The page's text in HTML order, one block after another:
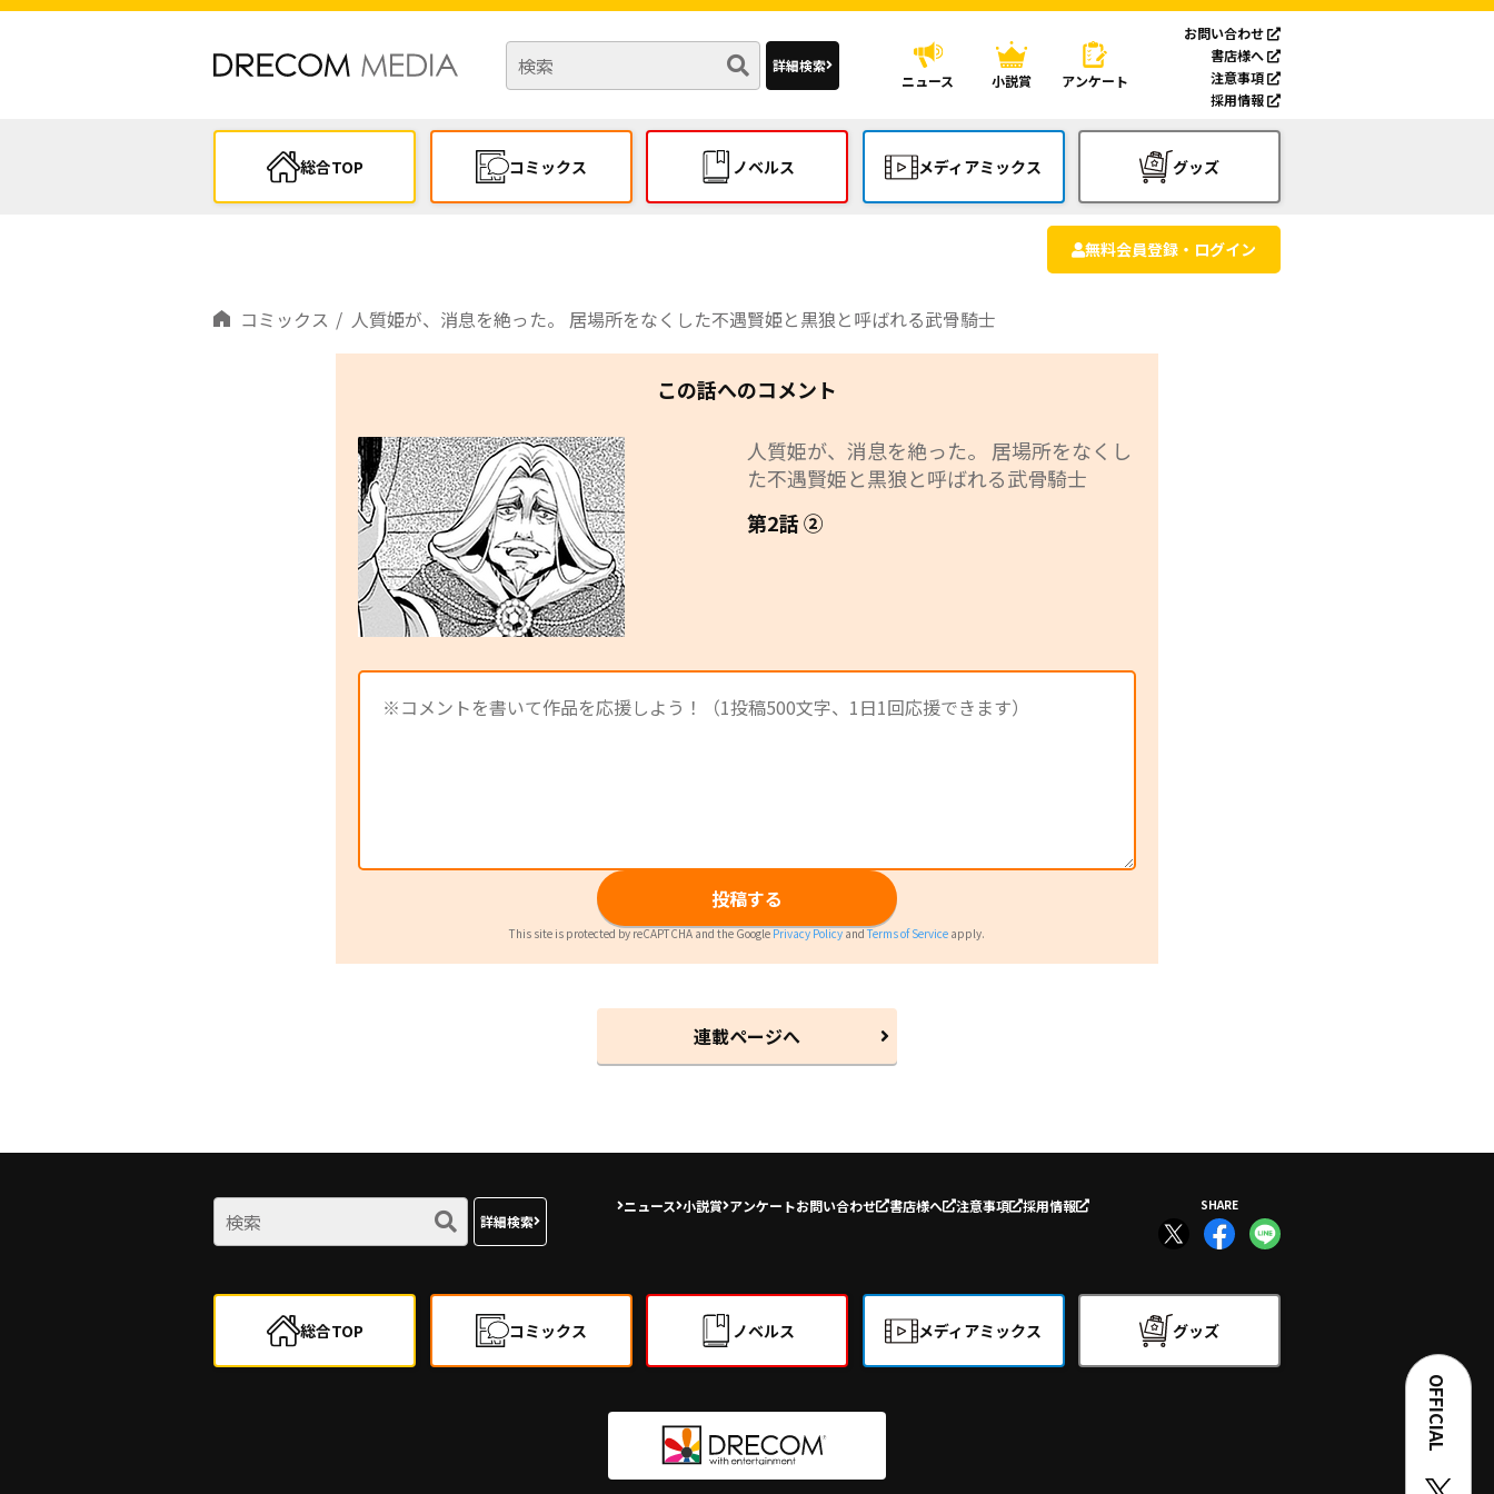
詳細検索
ニュース
小説賞 アンケート
お問い合わせ
書店様へ
注意事項
採用情報
総合TOP コミックス ノベルス メディアミックス グッズ
無料会員登録・ログイン
コミックス 人質姫が、消息を絶った。 居場所をなくした不遇賢姫と黒狼と呼ばれる武骨騎士
この話へのコメント
人質姫が、消息を絶った。 居場所をなくし
た不遇賢姫と黒狼と呼ばれる武骨騎士
第2話 ②
投稿する
This site is protected by reCAPTCHA and the GooglePrivacy PolicyandTerms of Service apply.
連載ページへ
詳細検索
ニュース 小説賞 アンケートお問い合わせ 書店様へ 注意事項 採用情報 SHARE
総合TOP コミックス ノベルス メディアミックス グッズ
OFFICIAL